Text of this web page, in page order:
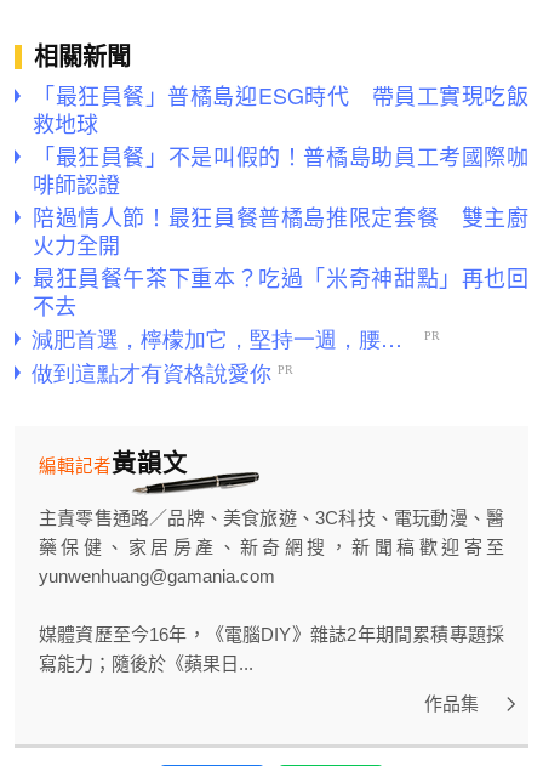
相關新聞
「最狂員餐」普橘島迎ESG時代 帶員工實現吃飯
救地球
「最狂員餐」不是叫假的！普橘島助員工考國際咖
啡師認證
陪過情人節！最狂員餐普橘島推限定套餐 雙主廚
火力全開
最狂員餐午茶下重本？吃過「米奇神甜點」再也回
不去
黃韻文
編輯記者
主責零售通路／品牌、美食旅遊、3C科技、電玩動漫、醫
藥保健、家居房產、新奇網搜，新聞稿歡迎寄至
yunwenhuang@gamania.com
媒體資歷至今16年，《電腦DIY》雜誌2年期間累積專題採
寫能力；隨後於《蘋果日...
作品集